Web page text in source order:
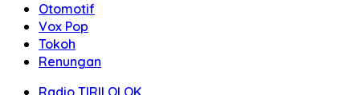
Otomotif
Vox Pop
Tokoh
Renungan
Radio TIRILOLOK